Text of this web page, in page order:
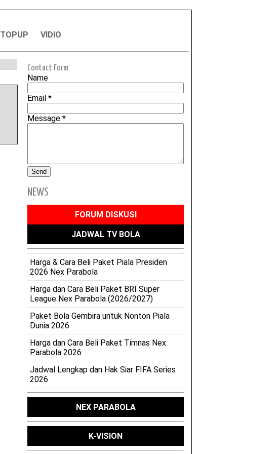
TOPUP VIDIO
Contact Form
Name
Email*
Message*
NEWS
FORUM DISKUSI
JADWAL TV BOLA
Harga & Cara Beli Paket Piala Presiden
2026 Nex Parabola
Harga dan Cara Beli Paket BRI Super
League Nex Parabola (2026/2027)
Paket Bola Gembira untuk Nonton Piala
Dunia 2026
Harga dan Cara Beli Paket Timnas Nex
Parabola 2026
Jadwal Lengkap dan Hak Siar FIFA Series
2026
NEX PARABOLA
K-VISION